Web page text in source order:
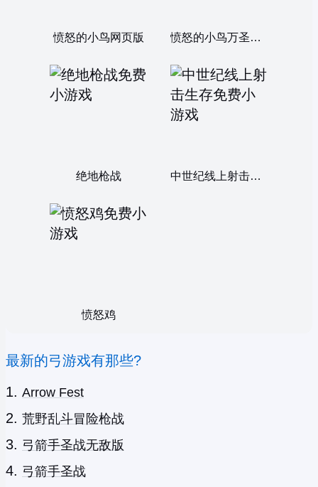
愤怒的小鸟网页版 愤怒的小鸟万圣节版
绝地枪战 中世纪线上射击生存
愤怒鸡
最新的弓游戏有那些?
Arrow Fest
荒野乱斗冒险枪战
弓箭手圣战无敌版
弓箭手圣战